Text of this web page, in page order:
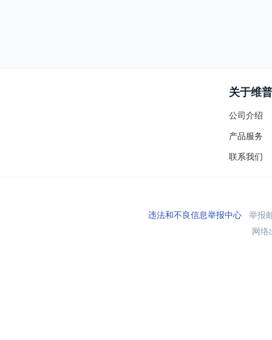
关于维普
公司介绍
产品服务
联系我们
违法和不良信息举报中心举报
网